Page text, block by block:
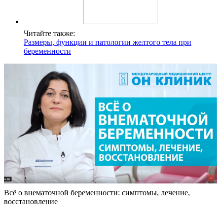
Читайте также:
Размеры, функции и патологии желтого тела при
беременности
Всё о внематочной беременности: симптомы, лечение,
восстановление